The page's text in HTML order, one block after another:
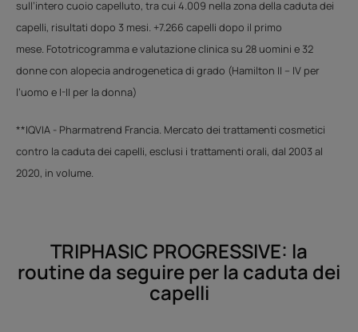
sull’intero cuoio capelluto, tra cui 4.009 nella zona della caduta dei
capelli, risultati dopo 3 mesi. +7.266 capelli dopo il primo
mese. Fototricogramma e valutazione clinica su 28 uomini e 32
donne con alopecia androgenetica di grado (Hamilton II – IV per
l’uomo e I-II per la donna)
**IQVIA - Pharmatrend Francia. Mercato dei trattamenti cosmetici
contro la caduta dei capelli, esclusi i trattamenti orali, dal 2003 al
2020, in volume.
TRIPHASIC PROGRESSIVE: la
routine da seguire per la caduta dei
capelli